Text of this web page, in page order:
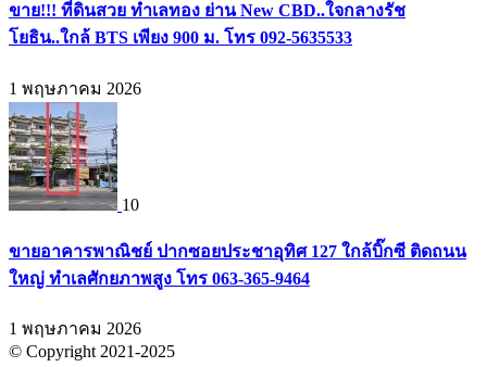
ขาย!!! ที่ดินสวย ทำเลทอง ย่าน New CBD..ใจกลางรัช
โยธิน..ใกล้ BTS เพียง 900 ม. โทร 092-5635533
1 พฤษภาคม 2026
10
ขายอาคารพาณิชย์ ปากซอยประชาอุทิศ 127 ใกล้บิ๊กซี ติดถนน
ใหญ่ ทำเลศักยภาพสูง โทร 063-365-9464
1 พฤษภาคม 2026
© Copyright 2021-2025